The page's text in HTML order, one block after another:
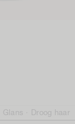
Glans · Droog haar